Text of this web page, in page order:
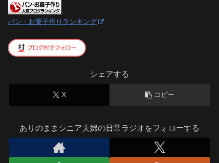
パン・お菓子作りランキング
シェアする
X コピー
ありのままシニア夫婦の日常ラジオをフォローする